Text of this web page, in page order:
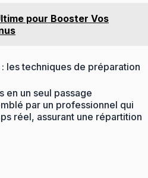
pour Booster Vos
les techniques de préparation
en un seul passage
par un professionnel qui
réel, assurant une répartition